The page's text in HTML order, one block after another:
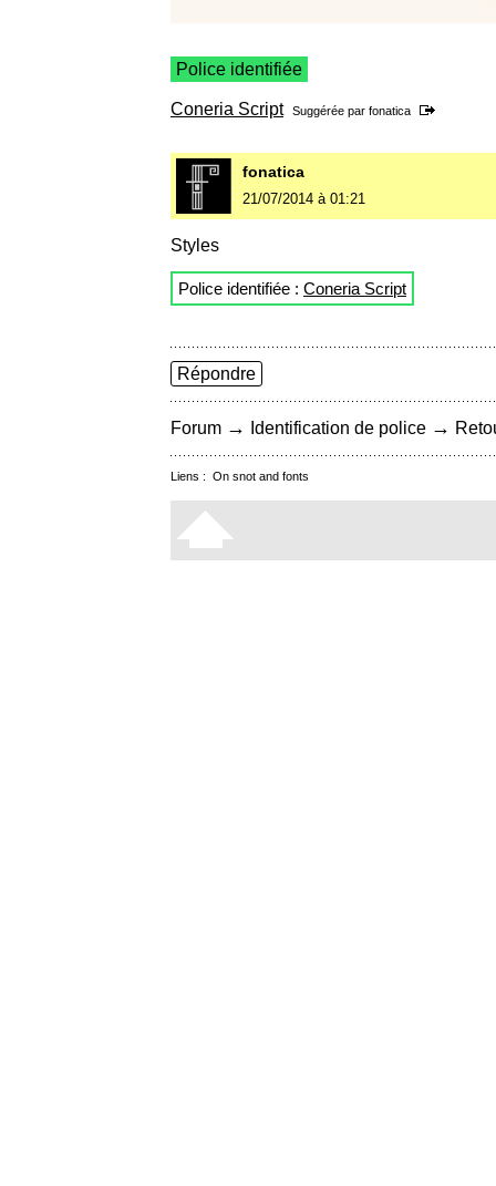
Police identifiée
Coneria Script Suggérée par fonatica
fonatica
21/07/2014 à 01:21
Styles
Police identifiée : Coneria Script
Répondre
Forum → Identification de police →
Liens : On snot and fonts